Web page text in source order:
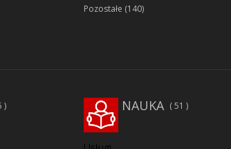
Pozostałe (140)
51
NAUKA